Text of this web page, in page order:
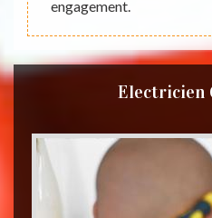
engagement.
Electricien